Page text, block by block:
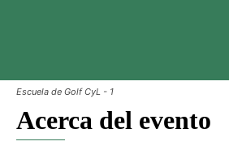
Escuela de Golf CyL - 1
Acerca del evento